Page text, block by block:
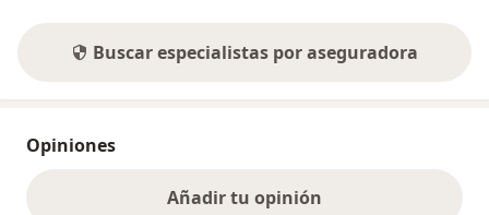
Buscar especialistas por aseguradora
Opiniones
Añadir tu opinión